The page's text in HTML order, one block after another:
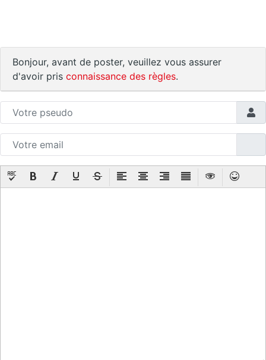
Bonjour, avant de poster, veuillez vous assurer
d'avoir pris connaissance des règles.